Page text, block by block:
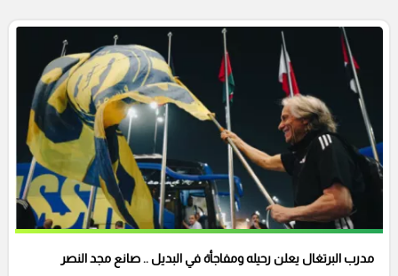
مدرب البرتغال يعلن رحيله ومفاجأة في البديل .. صانع مجد النصر